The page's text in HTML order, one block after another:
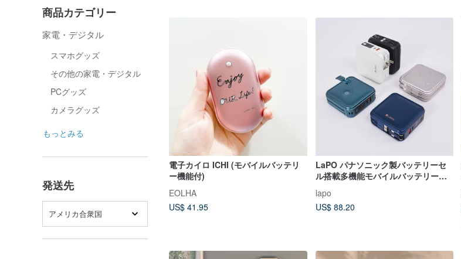
商品カテゴリー
家電・デジタル
スマホグッズ
その他の家電・デジタル
PCグッズ
カメラグッズ
もっとみる
発送先
アメリカ合衆国
電子カイロ ICHI (モバイルバッテリ
ー機能付)
EOLHA
US$ 41.95
LaPO パナソニック製バッテリーセ
ル搭載多機能モバイルバッテリー
lapo
US$ 88.20